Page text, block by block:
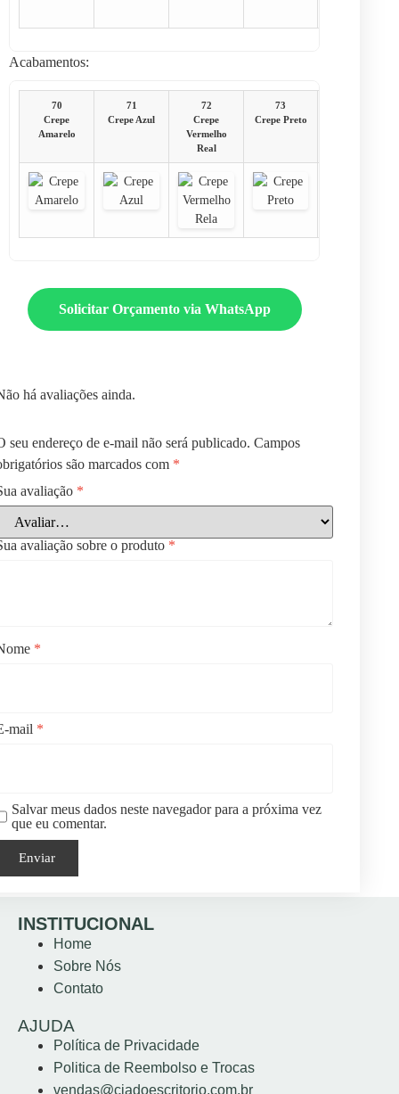
Acabamentos:
70
Crepe
Amarelo
71
Crepe Azul
72
Crepe
Vermelho
Real
73
Crepe Preto
Solicitar Orçamento via WhatsApp
há avaliações ainda.
seu endereço de e-mail não será publicado. Campos
são marcados com *
avaliação *
avaliação sobre o produto *
*
mail *
Salvar meus dados neste navegador para a próxima vez
que eu comentar.
INSTITUCIONAL
Home
Sobre Nós
Contato
AJUDA
Política de Privacidade
Politica de Reembolso e Trocas
vendas@ciadoescritorio.com.br